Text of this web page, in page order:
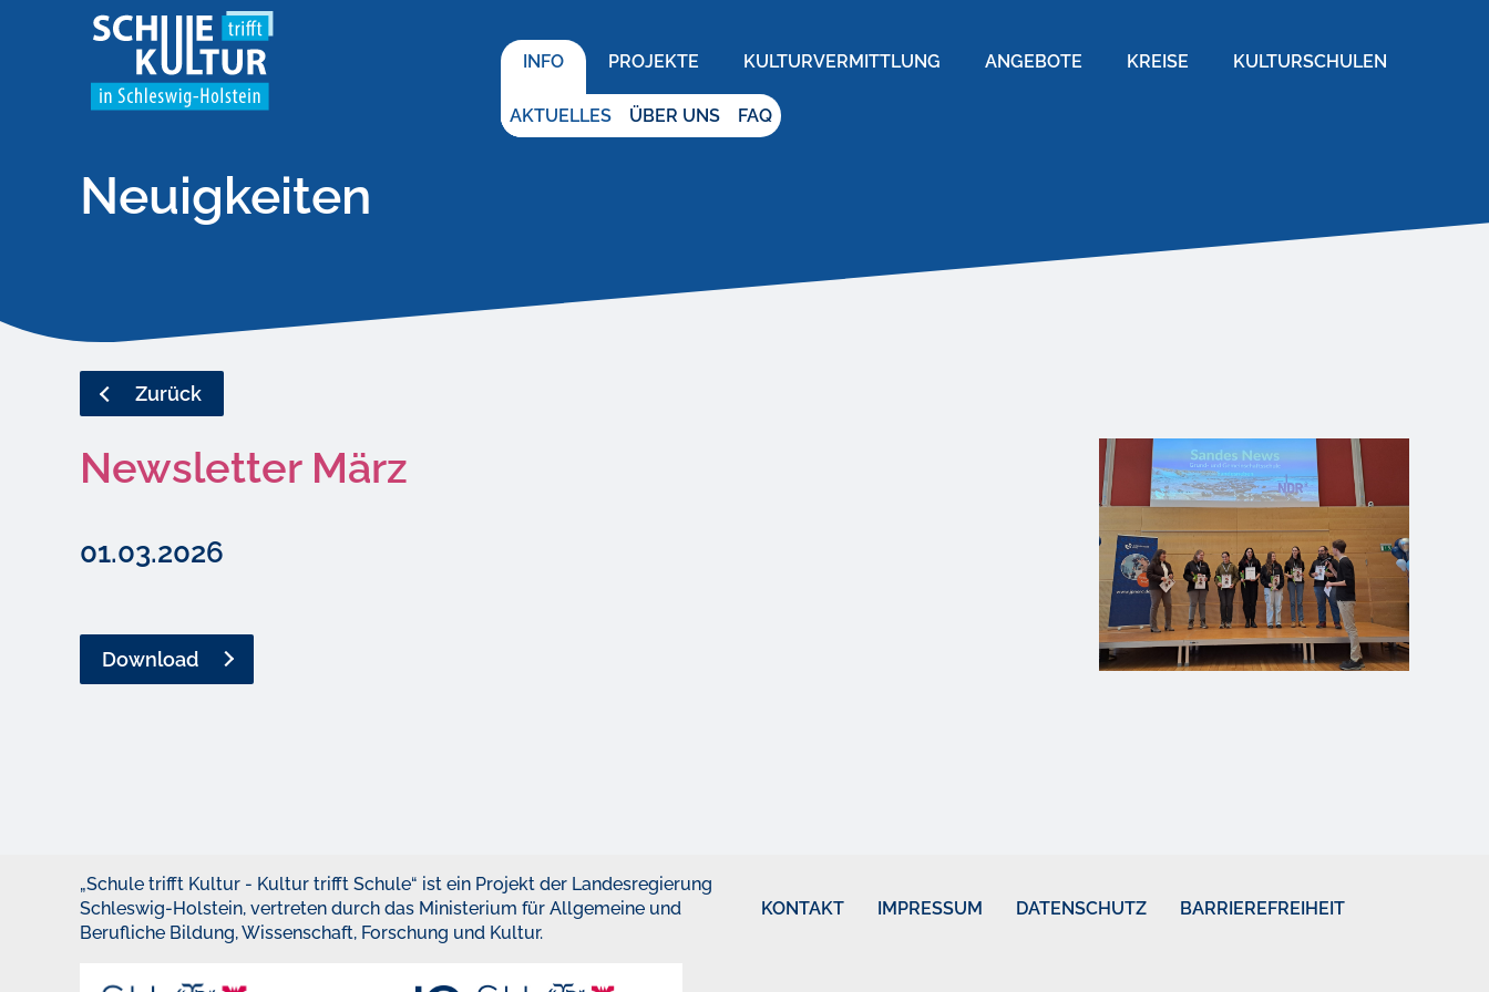
INFO
AKTUELLES ÜBER UNS FAQ
PROJEKTE KULTURVERMITTLUNG ANGEBOTE KREISE KULTURSCHULEN
Neuigkeiten
Zurück
Newsletter März
01.03.2026
Download
„Schule trifft Kultur - Kultur trifft Schule“ ist ein Projekt der Landesregierung
Schleswig-Holstein, vertreten durch das Ministerium für Allgemeine und
Berufliche Bildung, Wissenschaft, Forschung und Kultur.
KONTAKT IMPRESSUM DATENSCHUTZ BARRIEREFREIHEIT